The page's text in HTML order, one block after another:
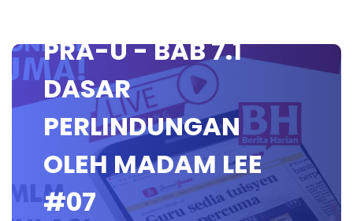
PRA-U - BAB 7.1
DASAR
PERLINDUNGAN
OLEH MADAM LEE
#07